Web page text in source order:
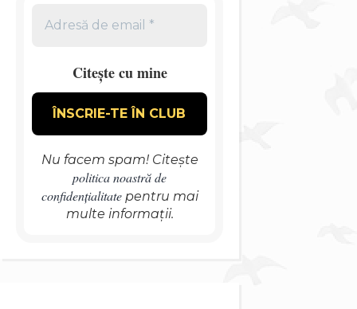
Citește cu mine
Nu facem spam! Citește
politica noastră de
confidențialitatepentru mai
multe informații.